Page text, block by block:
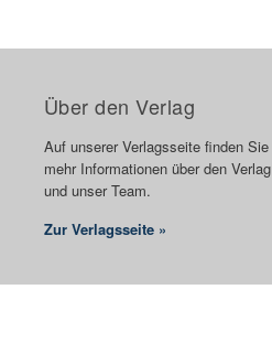
Über den Verlag
Auf unserer Verlagsseite finden Sie
mehr Informationen über den Verlag
und unser Team.
Zur Verlagsseite »